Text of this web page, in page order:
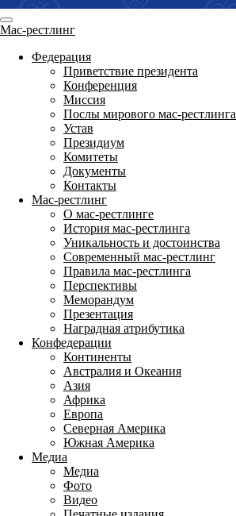
Мас-рестлинг
Федерация
Приветствие президента
Конференция
Миссия
Послы мирового мас-рестлинга
Устав
Президиум
Комитеты
Документы
Контакты
Мас-рестлинг
О мас-рестлинге
История мас-рестлинга
Уникальность и достоинства
Современный мас-рестлинг
Правила мас-рестлинга
Перспективы
Меморандум
Презентация
Наградная атрибутика
Конфедерации
Континенты
Австралия и Океания
Азия
Африка
Европа
Северная Америка
Южная Америка
Медиа
Медиа
Фото
Видео